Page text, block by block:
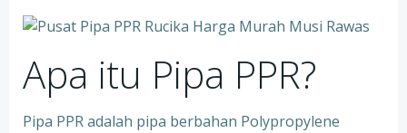
Apa itu Pipa PPR?
Pipa PPR adalah pipa berbahan Polypropylene